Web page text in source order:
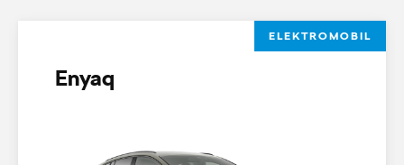
ELEKTROMOBIL
Enyaq